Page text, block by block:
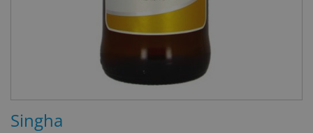
Singha